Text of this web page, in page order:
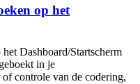
op het
Dashboard/Startscherm
in je
of controle van de codering,